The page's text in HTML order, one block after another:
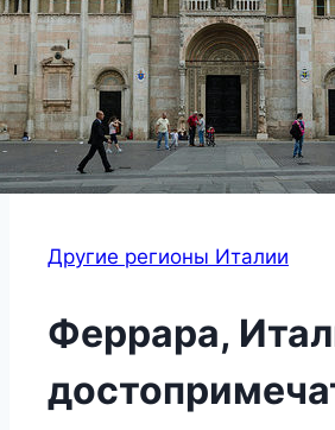
Другие регионы Италии
Феррара,